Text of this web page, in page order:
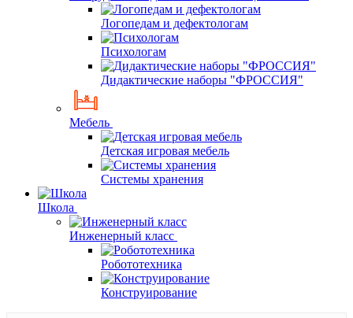
Логопедам и дефектологам
Психологам
Дидактические наборы "ФРОССИЯ"
Мебель
Детская игровая мебель
Системы хранения
Школа
Инженерный класс
Робототехника
Конструирование